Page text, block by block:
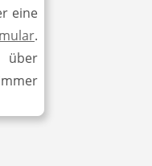
eine
.